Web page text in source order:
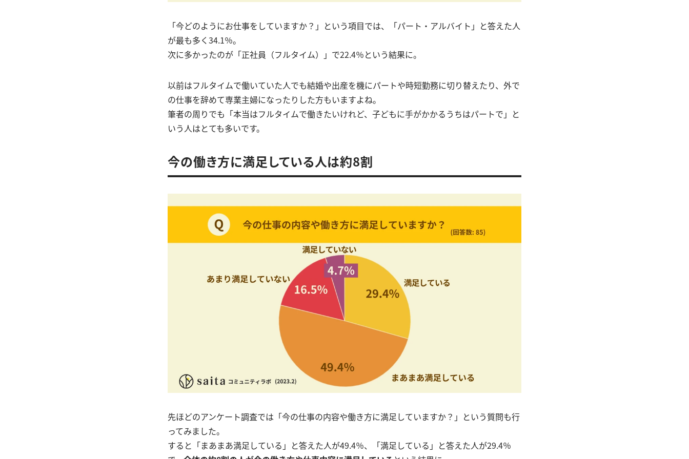
「今どのようにお仕事をしていますか？」という項目では、「パート・アルバイト」と答えた人
が最も多く34.1％。
次に多かったのが「正社員（フルタイム）」で22.4％という結果に。
以前はフルタイムで働いていた人でも結婚や出産を機にパートや時短勤務に切り替えたり、外で
の仕事を辞めて専業主婦になったりした方もいますよね。
筆者の周りでも「本当はフルタイムで働きたいけれど、子どもに手がかかるうちはパートで」と
いう人はとても多いです。
今の働き方に満足している人は約8割
先ほどのアンケート調査では「今の仕事の内容や働き方に満足していますか？」という質問も行
ってみました。
すると「まあまあ満足している」と答えた人が49.4％、「満足している」と答えた人が29.4％